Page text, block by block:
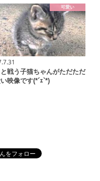
可愛い
と戦う子猫ちゃんがただただ
映像です(*´ｪ`*)